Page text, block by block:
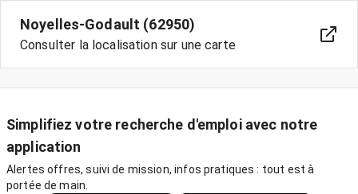
Noyelles-Godault (62950)
Consulter la localisation sur une carte
Simplifiez votre recherche d'emploi avec notre
application
Alertes offres, suivi de mission, infos pratiques : tout est à
portée de main.